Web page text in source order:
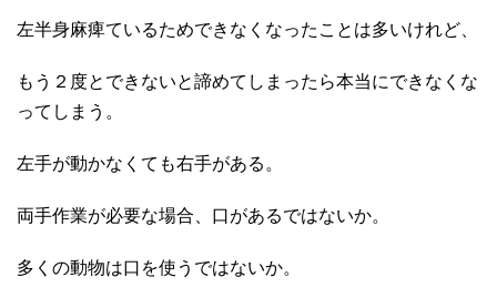
左半身麻痺ているためできなくなったことは多いけれど、
もう２度とできないと諦めてしまったら本当にできなくな
ってしまう。
左手が動かなくても右手がある。
両手作業が必要な場合、口があるではないか。
多くの動物は口を使うではないか。